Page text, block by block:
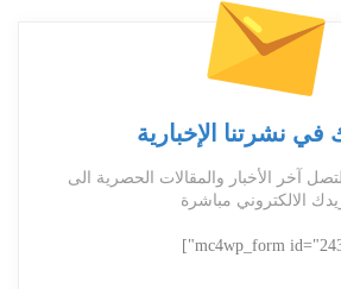
في نشرتنا الإخبارية
آخر الأخبار والمقالات الحصرية الى
الالكتروني مباشرة